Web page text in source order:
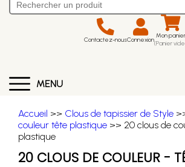
Contactez-nousConnexion Mon panier
(Panier
MENU
Accueil >> Clous de tapissier de Style
couleur tête plastique >> 20 clous de
plastique
20 CLOUS DE COULEUR -